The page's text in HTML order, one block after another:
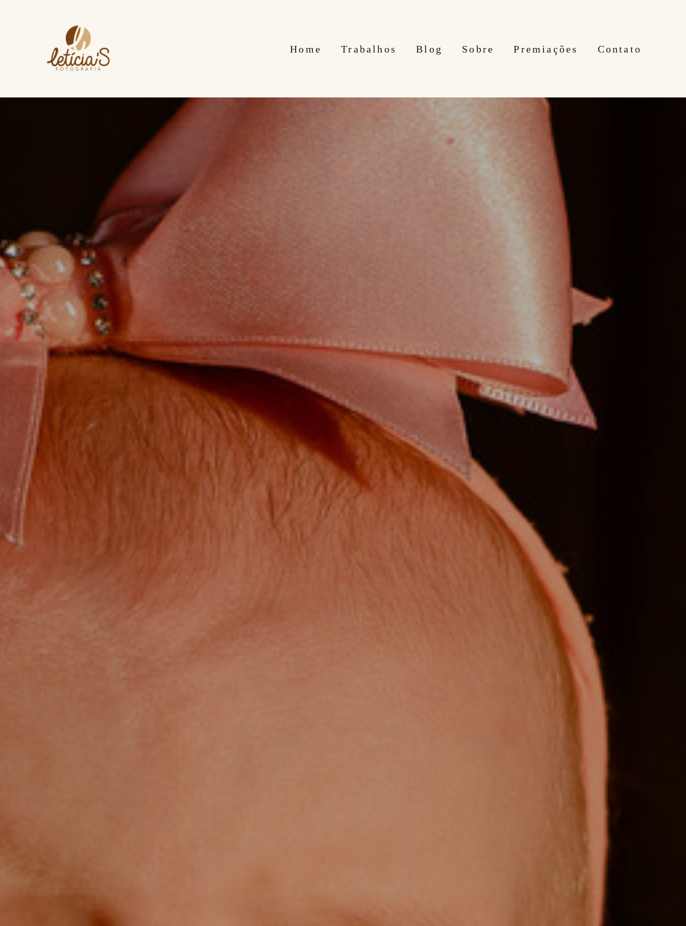
Home Trabalhos Blog Sobre Premiações Contato